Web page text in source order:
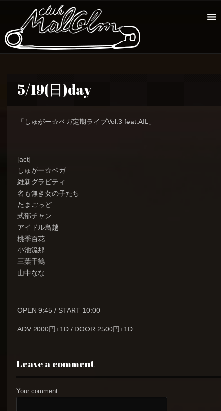
5/19(日)day
「しゅがー☆ベガ定期ライブVol.3 feat.AIL」
[act]
しゅがー☆ベガ
維新グラビティ
名も無き女の子たち
たまごっど
式部チャン
アイドル鳥越
桃季百花
小池流那
三葉千鶴
山中なな
OPEN 9:45 / START 10:00
ADV 2000円+1D / DOOR 2500円+1D
Leave a comment
Your comment